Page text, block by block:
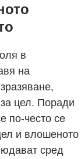
в
на
цел. Поради
по-често се
и влошеното
сред